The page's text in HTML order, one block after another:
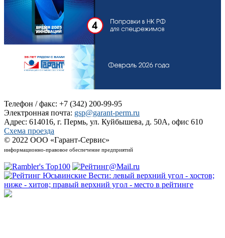
Телефон / факс: +7 (342) 200-99-95
Электронная почта: gsp@garant-perm.ru
Адрес: 614016, г. Пермь, ул. Куйбышева, д. 50А, офис 610
Схема проезда
© 2022 ООО «Гарант-Сервис»
информационно-правовое обеспечение предприятий